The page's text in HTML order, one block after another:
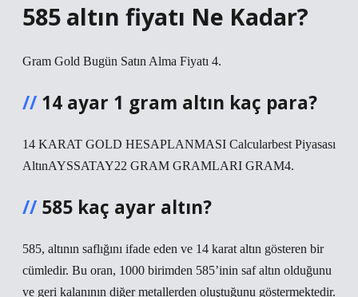
585 altın fiyatı Ne Kadar?
Gram Gold Bugün Satın Alma Fiyatı 4.
14 ayar 1 gram altın kaç para?
14 KARAT GOLD HESAPLANMASI Calcularbest Piyasası
AltınAYSSATAY22 GRAM GRAMLARI GRAM4.
585 kaç ayar altın?
585, altının saflığını ifade eden ve 14 karat altın gösteren bir
cümledir. Bu oran, 1000 birimden 585’inin saf altın olduğunu
ve geri kalanının diğer metallerden oluştuğunu göstermektedir.